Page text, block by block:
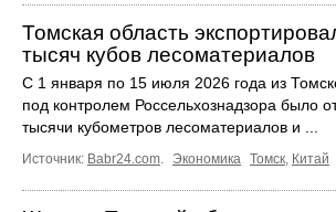
Томская область
тысяч кубов лесоматериалов
С 1 января по 15 июля 2026 года из
под контролем Россельхознадзора было
тысячи кубометров лесоматериалов и ...
Источник: Babr24.com. Экономика Томск, Китай